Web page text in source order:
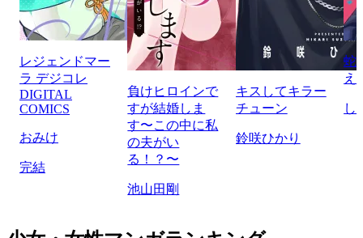
レジェンドマー
ラ デジコレ
DIGITAL
COMICS
おみけ
完結
負けヒロインで
すが結婚しま
す〜この中に私
の夫がい
る！？〜
池山田剛
キスしてキラー
チューン
鈴咲ひかり
蛇
え
し